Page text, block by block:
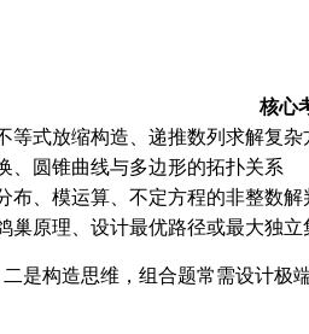
核心
等式放缩构造、递推数列求解复杂
、圆锥曲线与多边形的拓扑关系
布、模运算、不定方程的非整数解
巢原理、设计最优路径或最大独立
是构造思维，组合题常需设计